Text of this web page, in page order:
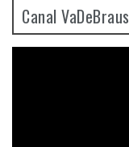
Canal VaDeBraus